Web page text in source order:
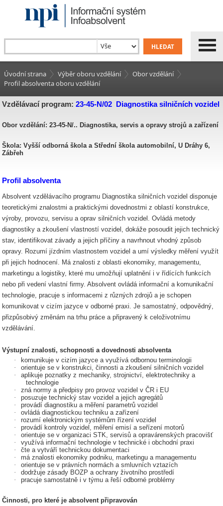
Úvodní strana Výběr oboru vzdělání
Obor vzdělání
Profil absolventa oboru vzdělání
Vzdělávací program: 23-45-N/02 Diagnostika silničních vozidel
Obor vzdělání: 23-45-N/.. Diagnostika, servis a opravy strojů a zařízení
Škola: Vyšší odborná škola a Střední škola automobilní, U Dráhy 6,
Zábřeh
Profil absolventa
Absolvent vzdělávacího programu Diagnostika silničních vozidel disponuje
teoretickými znalostmi a praktickými dovednostmi z oblastí konstrukce,
výroby, provozu, servisu a oprav silničních vozidel. Ovládá metody
diagnostiky a zkoušení vlastností vozidel, dokáže posoudit jejich technický
stav, identifikovat závady a jejich příčiny a navrhnout vhodný způsob
opravy. Rozumí jízdním vlastnostem vozidel a umí výsledky měření využít
při jejich hodnocení. Má znalosti z oblasti ekonomiky, managementu,
marketingu a logistiky, které mu umožňují uplatnění i v řídících funkcích
nebo při vedení vlastní firmy. Absolvent ovládá informační a komunikační
technologie, pracuje s informacemi z různých zdrojů a je schopen
komunikovat v cizím jazyce v odborné praxi. Je samostatný, odpovědný,
přizpůsobivý změnám na trhu práce a připravený k celoživotnímu
vzdělávání.
Výstupní znalosti, schopnosti a dovednosti absolventa
·
komunikuje v cizím jazyce a využívá odbornou terminologii
·
orientuje se v konstrukci, činnosti a zkoušení silničních vozidel
·
aplikuje poznatky z mechaniky, strojnictví, elektrotechniky a
technologie
·
zná normy a předpisy pro provoz vozidel v ČR i EU
·
posuzuje technický stav vozidel a jejich agregátů
·
provádí diagnostiku a měření parametrů vozidel
·
ovládá diagnostickou techniku a zařízení
·
rozumí elektronickým systémům řízení vozidel
·
provádí kontroly vozidel, měření emisí a seřízení motorů
·
orientuje se v organizaci STK, servisů a opravárenských pracovišť
·
využívá informační technologie v technické i obchodní praxi
·
čte a vytváří technickou dokumentaci
·
má znalosti ekonomiky podniku, marketingu a managementu
·
orientuje se v právních normách a smluvních vztazích
·
dodržuje zásady BOZP a ochrany životního prostředí
·
pracuje samostatně i v týmu a řeší odborné problémy
Činnosti, pro které je absolvent připravován